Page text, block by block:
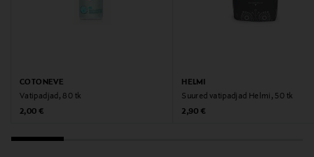
COTONEVE
Vatipadjad, 80 tk
Original Price
2,00 €
HELMI
Suured vatipadjad Helmi, 50 tk
Original Price
2,90 €